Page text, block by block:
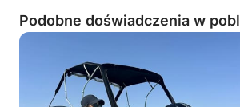
Podobne doświadczenia w